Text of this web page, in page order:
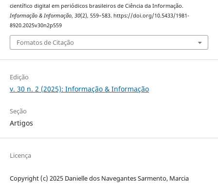
científico digital em periódicos brasileiros de Ciência da Informação.
Informação & Informação, 30(2), 559–583. https://doi.org/10.5433/1981-
8920.2025v30n2p559
Fomatos de Citação
Edição
v. 30 n. 2 (2025): Informação & Informação
Seção
Artigos
Licença
Copyright (c) 2025 Danielle dos Navegantes Sarmento, Marcia